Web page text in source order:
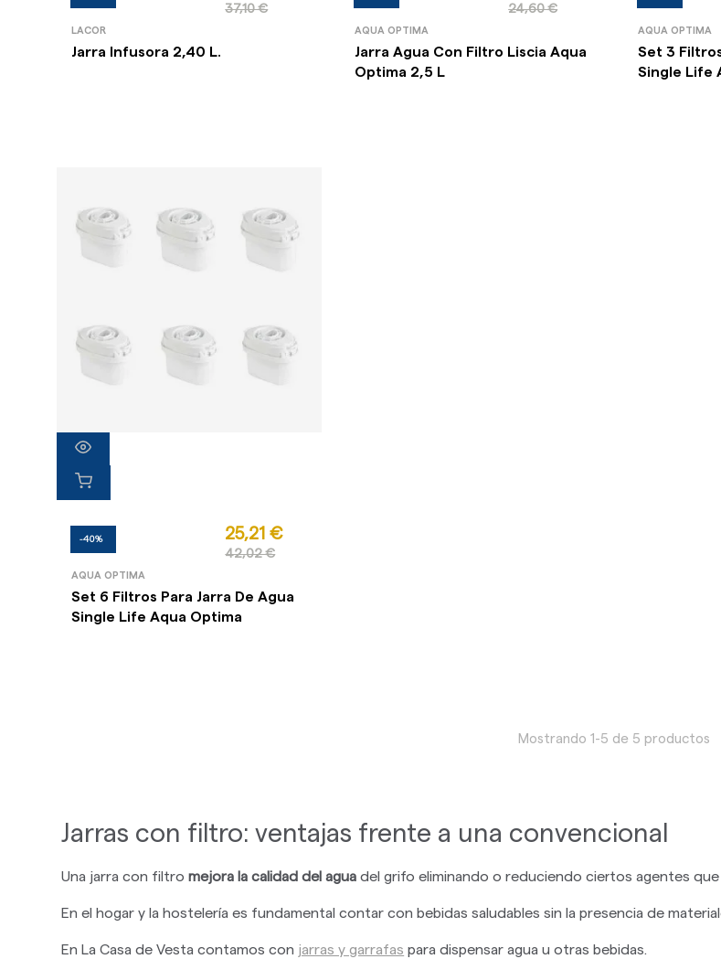
37,10 €
LACOR
Jarra Infusora 2,40 L.
24,60 €
AQUA OPTIMA
Jarra Agua Con Filtro Liscia Aqua
Optima 2,5 L
AQUA OPTIMA
Set 3
Single Life
-40% 25,21 €
42,02 €
AQUA OPTIMA
Set 6 Filtros Para Jarra De Agua
Single Life Aqua Optima
Mostrando 1-5 de 5 productos
Jarras con filtro: ventajas frente a una convencional
Una jarra con filtromejora la calidad del agua del grifo eliminando o reduciendo ciertos agentes
En el hogar y la hostelería es fundamental contar con bebidas saludables sin la presencia de
En La Casa de Vesta contamos con jarras y garrafas para dispensar agua u otras bebidas.